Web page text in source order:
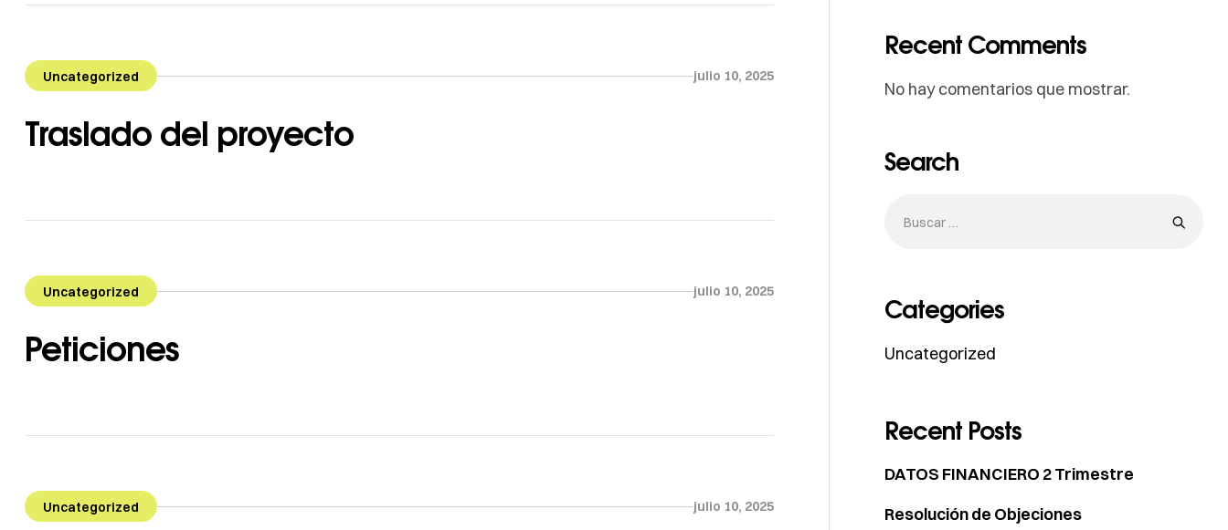
Uncategorized julio 10, 2025
Traslado del proyecto
Uncategorized julio 10, 2025
Peticiones
Uncategorized julio 10, 2025
Recent Comments
No hay comentarios que mostrar.
Search
Categories
Uncategorized
Recent Posts
DATOS FINANCIERO 2 Trimestre
Resolución de Objeciones